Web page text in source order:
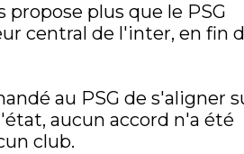
propose plus que le PSG
central de l'inter, en fin
au PSG de s'aligner
aucun accord n'a été
club.